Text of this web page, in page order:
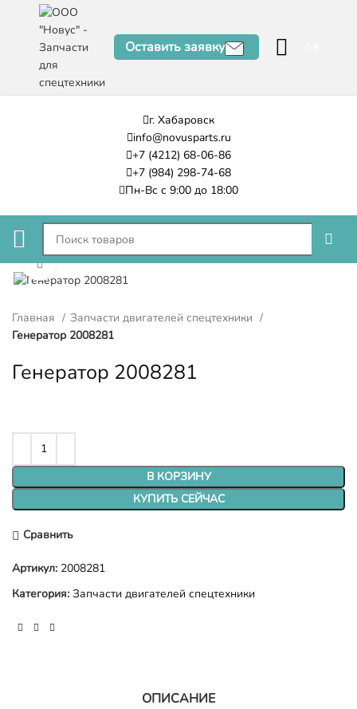
Оставить заявку
г. Хабаровск
info@novusparts.ru
+7 (4212) 68-06-86
+7 (984) 298-74-68
Пн-Вс с 9:00 до 18:00
Нажмите, чтобы увеличить
Главная
Запчасти двигателей спецтехники
Генератор 2008281
Генератор 2008281
В КОРЗИНУ
КУПИТЬ СЕЙЧАС
Сравнить
Артикул: 2008281
Категория: Запчасти двигателей спецтехники
ОПИСАНИЕ